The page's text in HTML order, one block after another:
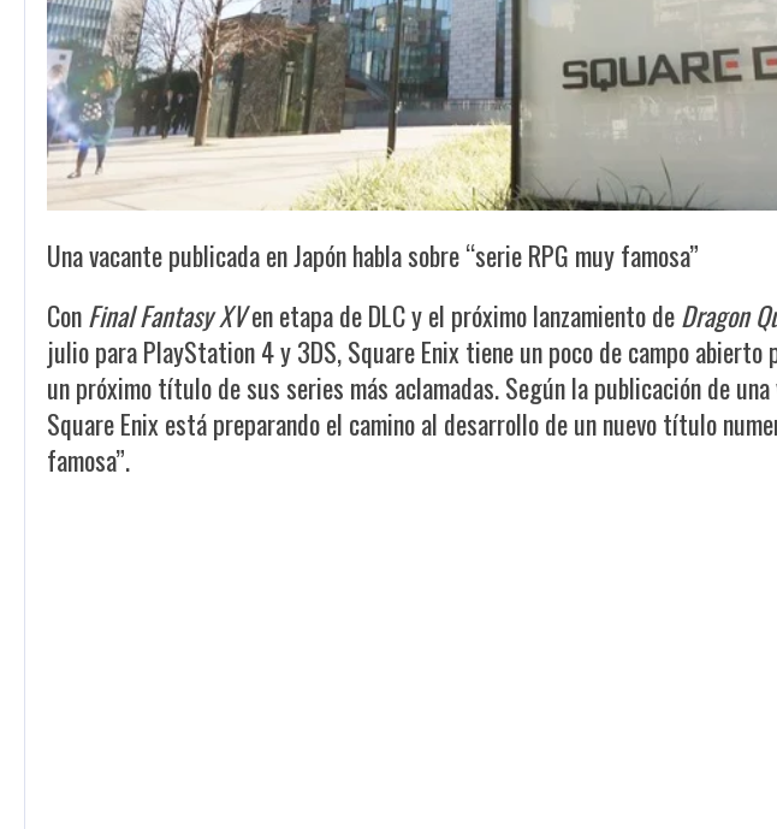
Una vacante publicada en Japón habla sobre “serie RPG muy famosa”
ConFinal Fantasy XVen etapa de DLC y el próximo lanzamiento deDragon
julio para PlayStation 4 y 3DS, Square Enix tiene un poco de campo abierto
un próximo título de sus series más aclamadas. Según la publicación de
Square Enix está preparando el camino al desarrollo de un nuevo título
famosa”.